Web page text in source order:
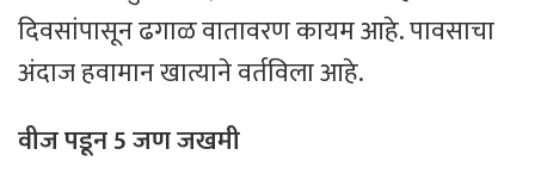
दिवसांपासून ढगाळ वातावरण कायम आहे. पावसाचा
अंदाज हवामान खात्याने वर्तविला आहे.
वीज पडून 5 जण जखमी